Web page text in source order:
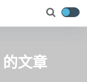
的文章